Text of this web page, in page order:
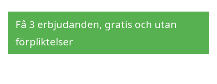
Få 3 erbjudanden, gratis och utan
förpliktelser